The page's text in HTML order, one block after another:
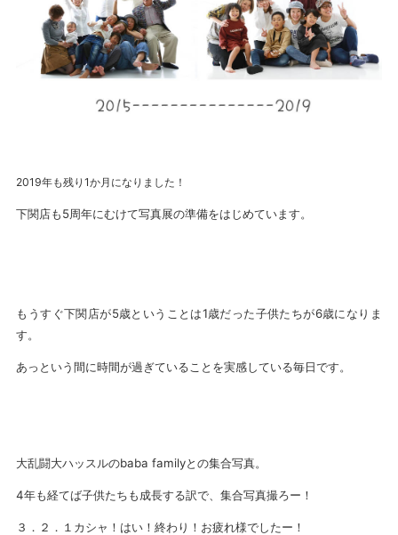
2019年も残り1か月になりました！
下関店も5周年にむけて写真展の準備をはじめています。
もうすぐ下関店が5歳ということは1歳だった子供たちが6歳になりま
す。
あっという間に時間が過ぎていることを実感している毎日です。
大乱闘大ハッスルのbaba familyとの集合写真。
4年も経てば子供たちも成長する訳で、集合写真撮ろー！
３．２．１カシャ！はい！終わり！お疲れ様でしたー！